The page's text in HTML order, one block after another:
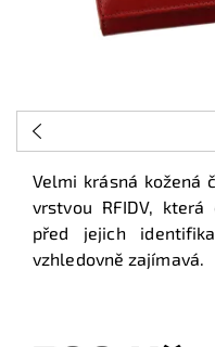
Velmi krásná kožená
vrstvou RFIDV,
před jejich
vzhledovně zajímavá.